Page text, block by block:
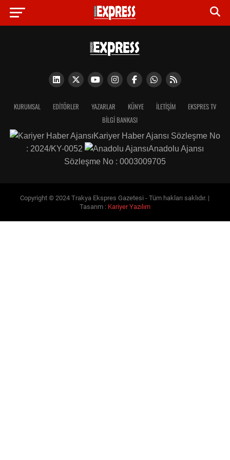
KURUMSAL EDITÖRLER YAZARLAR KÜNYE İLETIŞIM
EKSPRES TV
BİLGİ BANKASI
Kariyer Haber Ajansı Sözleşme No
: 2024/KY-0052
Anadolu Ajansı
Sözleşme No : 0003009705
Copyright © 2024 Trakya Ekspres Gazetesi - Tüm hakları saklıdır. |
Tasarım : Kariyer Yazılım